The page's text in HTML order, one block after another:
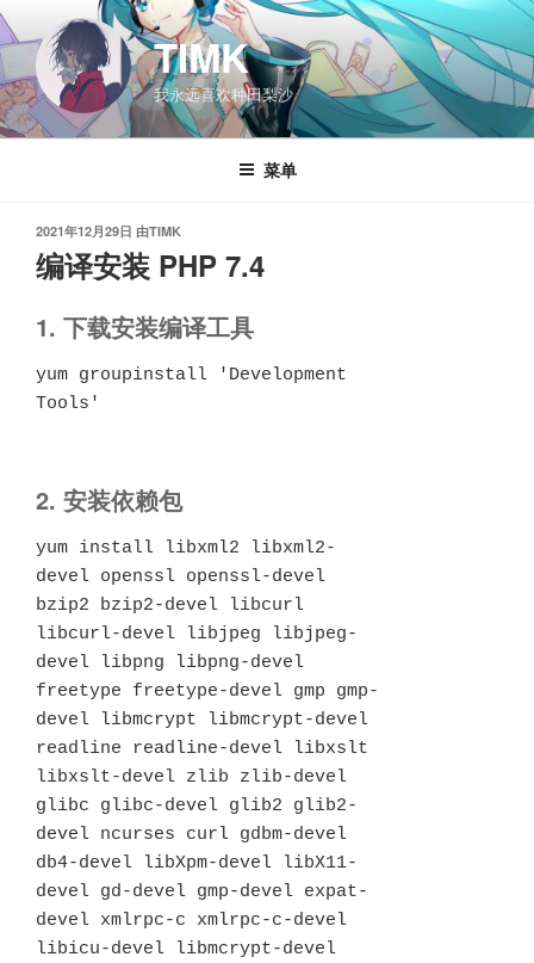
跳
至
内
容
TIMK
我永远喜欢种田梨沙
菜单
发
布
于
2021年12月29日 由TIMK
编译安装 PHP 7.4
1. 下载安装编译工具
yum groupinstall 'Development
Tools'
2. 安装依赖包
yum install libxml2 libxml2-
devel openssl openssl-devel
bzip2 bzip2-devel libcurl
libcurl-devel libjpeg libjpeg-
devel libpng libpng-devel
freetype freetype-devel gmp gmp-
devel libmcrypt libmcrypt-devel
readline readline-devel libxslt
libxslt-devel zlib zlib-devel
glibc glibc-devel glib2 glib2-
devel ncurses curl gdbm-devel
db4-devel libXpm-devel libX11-
devel gd-devel gmp-devel expat-
devel xmlrpc-c xmlrpc-c-devel
libicu-devel libmcrypt-devel